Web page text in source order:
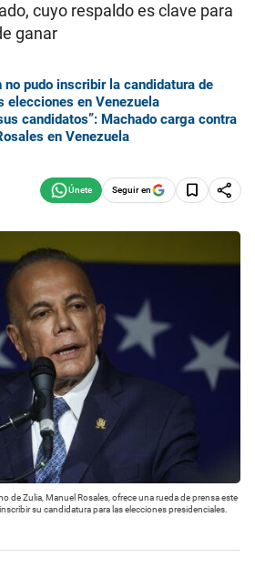
cuyo respaldo es clave para
ganar
no pudo inscribir la candidatura de
elecciones en Venezuela
candidatos”: Machado carga contra
en Venezuela
Seguir en
de Zulia, Manuel Rosales, ofrece una rueda de prensa este
su candidatura para las elecciones presidenciales.